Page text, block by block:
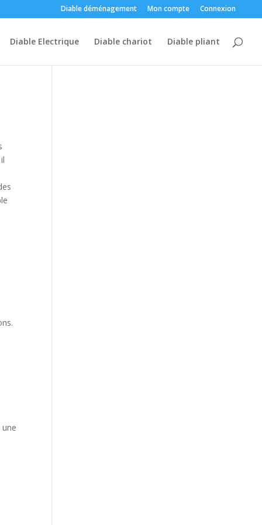
Diable déménagement Mon compte Connexion
Diable Electrique Diable chariot Diable pliant